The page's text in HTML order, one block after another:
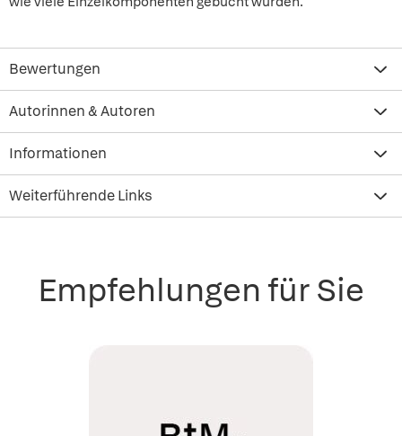
Bewertungen
Autorinnen & Autoren
Informationen
Weiterführende Links
Empfehlungen für Sie